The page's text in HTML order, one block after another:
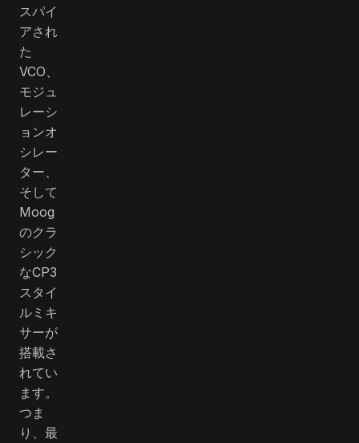
スパイ
アされ
た
VCO、
モジュ
レーシ
ョンオ
シレー
ター、
そして
Moog
のクラ
シック
なCP3
スタイ
ルミキ
サーが
搭載さ
れてい
ます。
つま
り、最